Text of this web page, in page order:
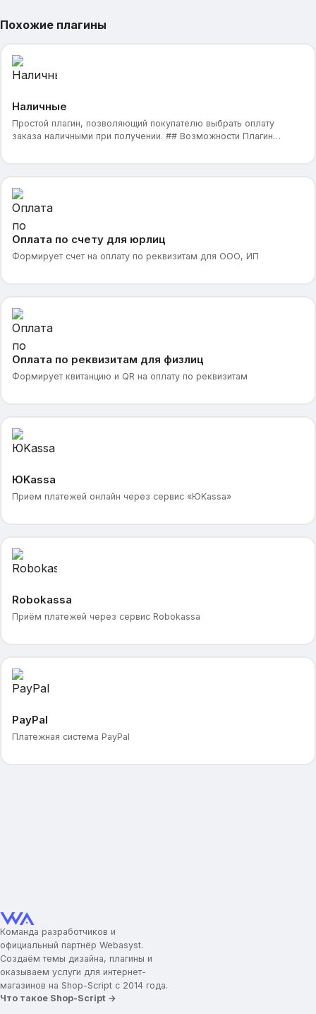
Похожие плагины
Наличные
Простой плагин, позволяющий покупателю выбрать оплату
заказа наличными при получении. ## Возможности Плагин
Оплата по счету для юрлиц
Формирует счет на оплату по реквизитам для ООО, ИП
Оплата по реквизитам для физлиц
Формирует квитанцию и QR на оплату по реквизитам
ЮKassa
Прием платежей онлайн через сервис «ЮKassa»
Robokassa
Приём платежей через сервис Robokassa
PayPal
Платежная система PayPal
Команда разработчиков и
официальный партнёр Webasyst.
Создаём темы дизайна, плагины и
оказываем услуги для интернет-
магазинов на Shop-Script с 2014 года.
Что такое Shop-Script →